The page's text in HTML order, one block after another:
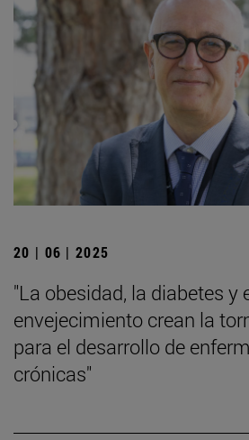
20 | 06 | 2025
"La obesidad, la diabetes y
envejecimiento crean la
para el desarrollo de
crónicas"